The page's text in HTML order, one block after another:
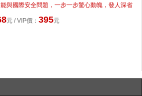
與國際安全問題，一步一步驚心動魄，發人深省
元 / VIP價： 395元